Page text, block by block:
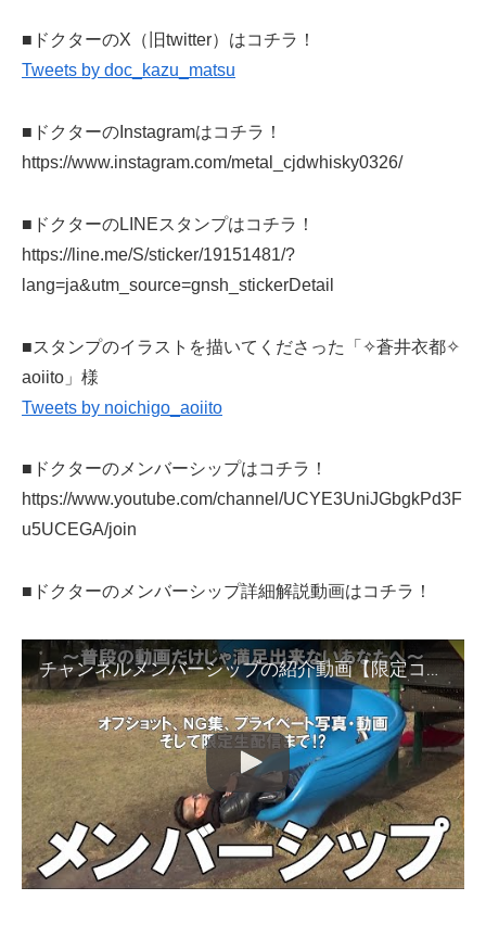
■ドクターのX（旧twitter）はコチラ！
Tweets by doc_kazu_matsu
■ドクターのInstagramはコチラ！
https://www.instagram.com/metal_cjdwhisky0326/
■ドクターのLINEスタンプはコチラ！
https://line.me/S/sticker/19151481/?
lang=ja&utm_source=gnsh_stickerDetail
■スタンプのイラストを描いてくださった「✧蒼井衣都✧
aoiito」様
Tweets by noichigo_aoiito
■ドクターのメンバーシップはコチラ！
https://www.youtube.com/channel/UCYE3UniJGbgkPd3F
u5UCEGA/join
■ドクターのメンバーシップ詳細解説動画はコチラ！
チャンネルメンバーシップの紹介動画【限定コンテンツあり】